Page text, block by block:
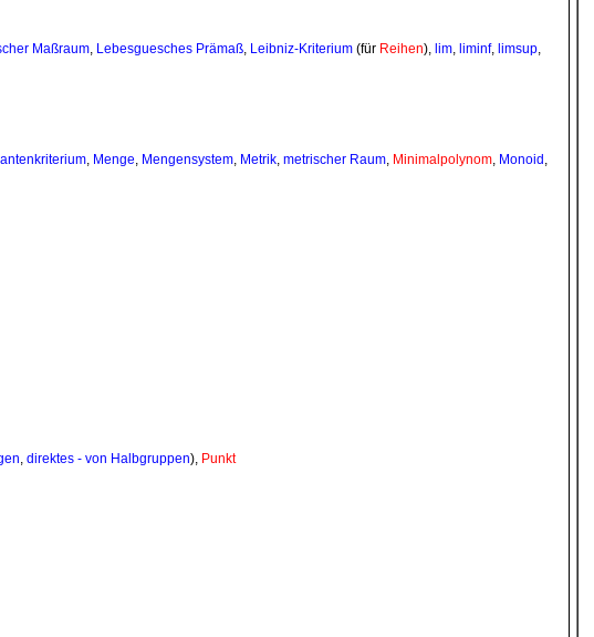
Maßraum, Lebesguesches Prämaß, Leibniz-Kriterium (für Reihen), lim, liminf, limsup,
Menge Mengensystem Metrik metrischer Raum Minimalpolynom Monoid
, direktes - von Halbgruppen), Punkt